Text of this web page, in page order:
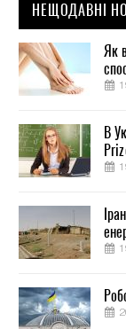
НЕЩОДАВНІ
Як
В